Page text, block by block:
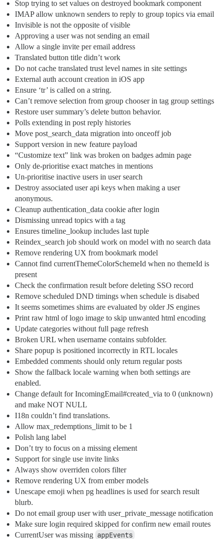
Stop trying to set values on destroyed bookmark component
IMAP allow unknown senders to reply to group topics via email
Invisible is not the opposite of visible
Approving a user was not sending an email
Allow a single invite per email address
Translated button title didn’t work
Do not cache translated trust level names in site settings
External auth account creation in iOS app
Ensure ‘tr’ is called on a string.
Can’t remove selection from group chooser in tag group settings
Restore user summary’s delete button behavior.
Polls extending in post reply histories
Move post_search_data migration into onceoff job
Support version in new feature payload
“Customize text” link was broken on badges admin page
Only de-prioritise exact matches in mentions
Un-prioritise inactive users in user search
Destroy associated user api keys when making a user
anonymous.
Cleanup authentication_data cookie after login
Dismissing unread topics with a tag
Ensures timeline_lookup includes last tuple
Reindex_search job should work on model with no search data
Remove rendering UX from bookmark model
Cannot find currentThemeColorSchemeId when no themeId is
present
Check the confirmation result before deleting SSO record
Remove scheduled DND timings when schedule is disabed
It seems sometimes shims are evaluated by older JS engines
Print raw html of logo image to skip unwanted html encoding
Update categories without full page refresh
Broken URL when username contains subfolder.
Share popup is positioned incorrectly in RTL locales
Embedded comments should only return regular posts
Show the fallback locale warning when both settings are
enabled.
Change default for IncomingEmail#created_via to 0 (unknown)
and make NOT NULL
I18n couldn’t find translations.
Allow max_redemptions_limit to be 1
Polish lang label
Don’t try to focus on a missing element
Support for single use invite links
Always show overriden colors filter
Remove rendering UX from ember models
Unescape emoji when pg headlines is used for search result
blurb.
Do not email group user with user_private_message notification
Make sure login required skipped for confirm new email routes
CurrentUser was missing appEvents